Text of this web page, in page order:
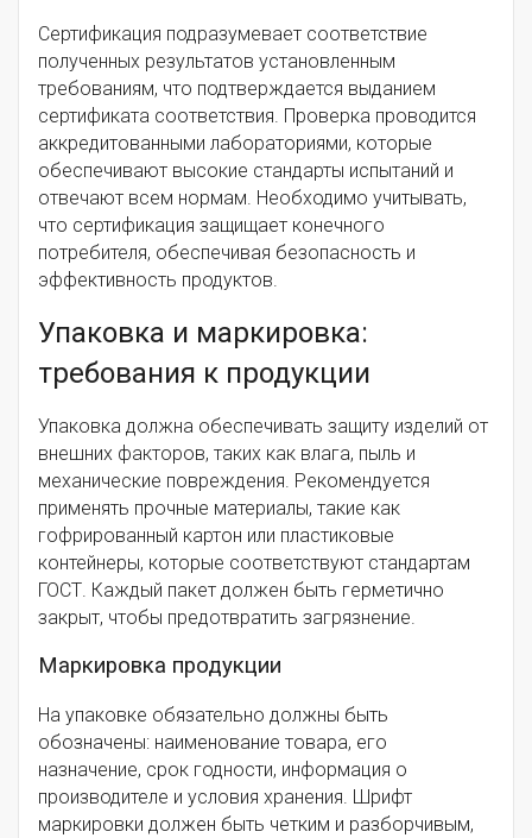
Сертификация подразумевает соответствие
полученных результатов установленным
требованиям, что подтверждается выданием
сертификата соответствия. Проверка проводится
аккредитованными лабораториями, которые
обеспечивают высокие стандарты испытаний и
отвечают всем нормам. Необходимо учитывать,
что сертификация защищает конечного
потребителя, обеспечивая безопасность и
эффективность продуктов.
Упаковка и маркировка:
требования к продукции
Упаковка должна обеспечивать защиту изделий от
внешних факторов, таких как влага, пыль и
механические повреждения. Рекомендуется
применять прочные материалы, такие как
гофрированный картон или пластиковые
контейнеры, которые соответствуют стандартам
ГОСТ. Каждый пакет должен быть герметично
закрыт, чтобы предотвратить загрязнение.
Маркировка продукции
На упаковке обязательно должны быть
обозначены: наименование товара, его
назначение, срок годности, информация о
производителе и условия хранения. Шрифт
маркировки должен быть четким и разборчивым,